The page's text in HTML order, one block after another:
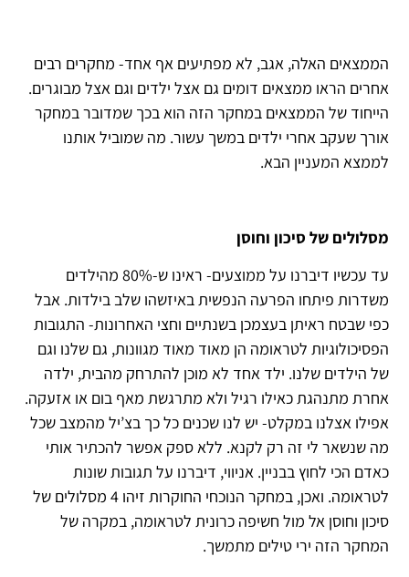
הממצאים האלה, אגב, לא מפתיעים אף אחד- מחקרים רבים
אחרים הראו ממצאים דומים גם אצל ילדים וגם אצל מבוגרים.
הייחוד של הממצאים במחקר הזה הוא בכך שמדובר במחקר
אורך שעקב אחרי ילדים במשך עשור. מה שמוביל אותנו
לממצא המעניין הבא.
מסלולים של סיכון וחוסן
עד עכשיו דיברנו על ממוצעים- ראינו ש-80% מהילדים
משדרות פיתחו הפרעה הנפשית באיזשהו שלב בילדות. אבל
כפי שבטח ראיתן בעצמכן בשנתיים וחצי האחרונות- התגובות
הפסיכולוגיות לטראומה הן מאוד מאוד מגוונות, גם שלנו וגם
של הילדים שלנו. ילד אחד לא מוכן להתרחק מהבית, ילדה
אחרת מתנהגת כאילו רגיל ולא מתרגשת מאף בום או אזעקה.
אפילו אצלנו במקלט- יש לנו שכנים כל כך בצ’יל מהמצב שכל
מה שנשאר לי זה רק לקנא. ללא ספק אפשר להכתיר אותי
כאדם הכי לחוץ בבניין. אניווי, דיברנו על תגובות שונות
לטראומה. ואכן, במחקר הנוכחי החוקרות זיהו 4 מסלולים של
סיכון וחוסן אל מול חשיפה כרונית לטראומה, במקרה של
המחקר הזה ירי טילים מתמשך.